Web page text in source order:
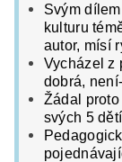
Svým
kulturu
autor, mísí
Vycházel z
dobrá,
Žádal
svých 5